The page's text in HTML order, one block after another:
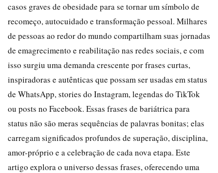
casos graves de obesidade para se tornar um símbolo de
recomeço, autocuidado e transformação pessoal. Milhares
de pessoas ao redor do mundo compartilham suas jornadas
de emagrecimento e reabilitação nas redes sociais, e com
isso surgiu uma demanda crescente por frases curtas,
inspiradoras e autênticas que possam ser usadas em status
de WhatsApp, stories do Instagram, legendas do TikTok
ou posts no Facebook. Essas frases de bariátrica para
status não são meras sequências de palavras bonitas; elas
carregam significados profundos de superação, disciplina,
amor-próprio e a celebração de cada nova etapa. Este
artigo explora o universo dessas frases, oferecendo uma